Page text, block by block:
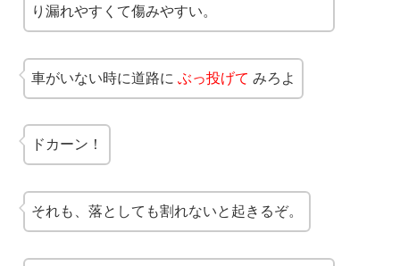
り漏れやすくて傷みやすい。
車がいない時に道路に ぶっ投げて みろよ
ドカーン！
それも、落としても割れないと起きるぞ。